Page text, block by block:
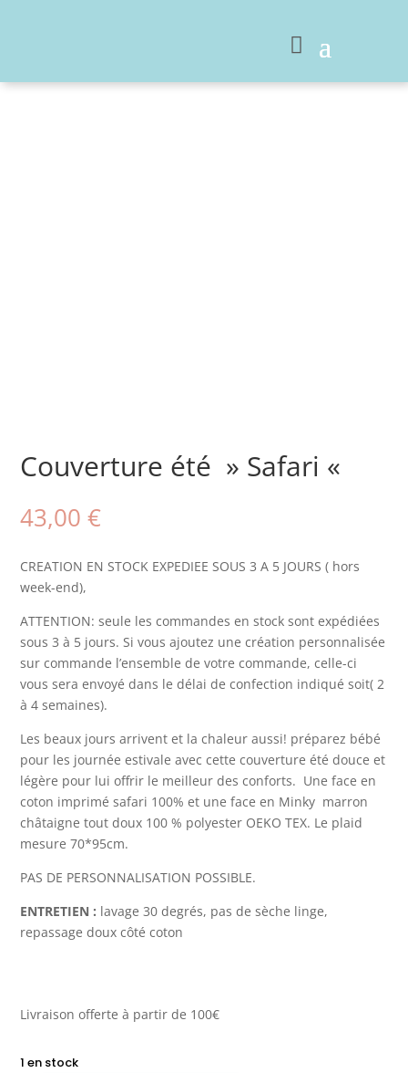
Couverture été » Safari «
43,00€
CREATION EN STOCK EXPEDIEE SOUS 3 A 5 JOURS ( hors
week-end),
ATTENTION: seule les commandes en stock sont expédiées
sous 3 à 5 jours. Si vous ajoutez une création personnalisée
sur commande l’ensemble de votre commande, celle-ci
vous sera envoyé dans le délai de confection indiqué soit( 2
à 4 semaines).
Les beaux jours arrivent et la chaleur aussi! préparez bébé
pour les journée estivale avec cette couverture été douce et
légère pour lui offrir le meilleur des conforts. Une face en
coton imprimé safari 100% et une face en Minky marron
châtaigne tout doux 100 % polyester OEKO TEX. Le plaid
mesure 70*95cm.
PAS DE PERSONNALISATION POSSIBLE.
ENTRETIEN : lavage 30 degrés, pas de sèche linge,
repassage doux côté coton
Livraison offerte à partir de 100€
1 en stock